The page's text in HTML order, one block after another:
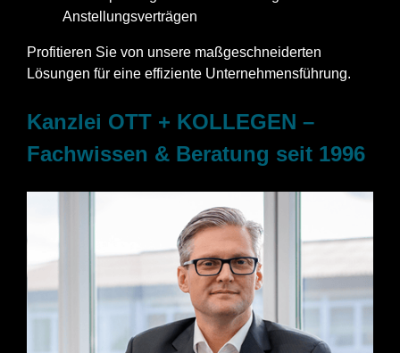
Anstellungsverträgen
Profitieren Sie von unsere maßgeschneiderten
Lösungen für eine effiziente Unternehmensführung.
Kanzlei OTT + KOLLEGEN –
Fachwissen & Beratung seit 1996